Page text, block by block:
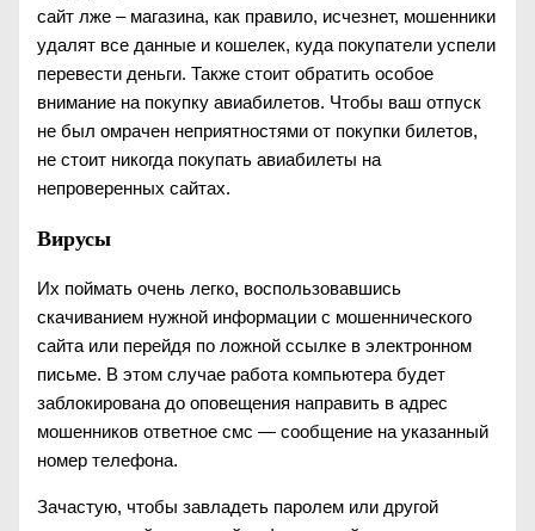
сайт лже – магазина, как правило, исчезнет, мошенники
удалят все данные и кошелек, куда покупатели успели
перевести деньги. Также стоит обратить особое
внимание на покупку авиабилетов. Чтобы ваш отпуск
не был омрачен неприятностями от покупки билетов,
не стоит никогда покупать авиабилеты на
непроверенных сайтах.
Вирусы
Их поймать очень легко, воспользовавшись
скачиванием нужной информации с мошеннического
сайта или перейдя по ложной ссылке в электронном
письме. В этом случае работа компьютера будет
заблокирована до оповещения направить в адрес
мошенников ответное смс — сообщение на указанный
номер телефона.
Зачастую, чтобы завладеть паролем или другой